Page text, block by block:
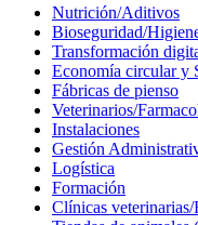
Nutrición/Aditivos
Bioseguridad/
Transformación
Economía circular y
Fábricas de pienso
Veterinarios/
Instalaciones
Gestión
Logística
Formación
Clínicas veterinarias/